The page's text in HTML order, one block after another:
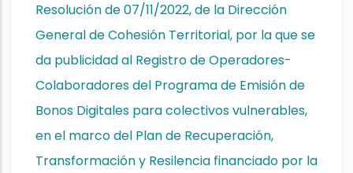
Resolución de 07/11/2022, de la Dirección
General de Cohesión Territorial, por la que se
da publicidad al Registro de Operadores-
Colaboradores del Programa de Emisión de
Bonos Digitales para colectivos vulnerables,
en el marco del Plan de Recuperación,
Transformación y Resilencia financiado por la